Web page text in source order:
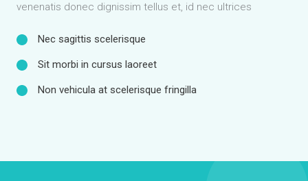
venenatis donec dignissim tellus et, id nec ultrices
Nec sagittis scelerisque
Sit morbi in cursus laoreet
Non vehicula at scelerisque fringilla